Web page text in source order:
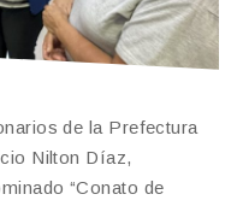
de la Prefectura
Nilton Díaz,
“Conato de